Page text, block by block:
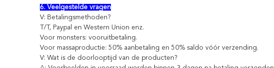
6. Veelgestelde vragen
V: Betalingsmethoden?
T/T, Paypal en Western Union enz.
Voor monsters: vooruitbetaling.
Voor massaproductie: 50% aanbetaling en 50% saldo vóór verzending.
V: Wat is de doorlooptijd van de producten?